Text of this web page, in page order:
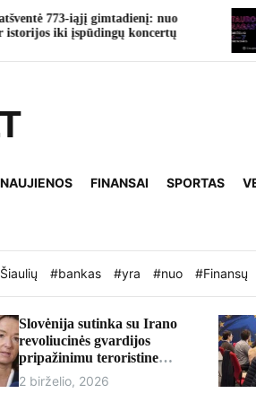
nuo
TAURO
taps vasaros
FINANSAI SPORTAS
#bankas #yra #nuo #Finansų
Slovėnija sutinka su Irano
revoliucinės gvardijos
pripažinimu teroristine
organizacija
2 birželio, 2026